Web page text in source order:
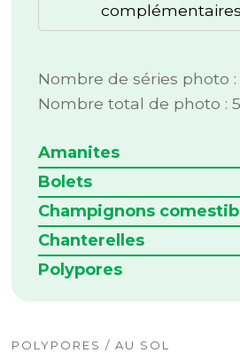
Nombre de séries photo :
Nombre total de photo :
Amanites
Bolets
Champignons
Chanterelles
Polypores
POLYPORES / AU SOL